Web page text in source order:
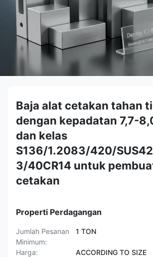
Baja alat cetakan tahan
dengan kepadatan 7,7-
dan kelas
S136/1.2083/420/
3/40CR14 untuk
cetakan
Properti Perdagangan
Jumlah Pesanan
Minimum:
1 TON
Harga:
ACCORDING TO SIZE